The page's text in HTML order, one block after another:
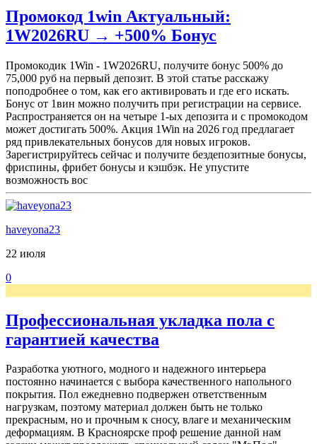
Промокод 1win Актуальный:
1W2026RU → +500% Бонус
Промокодик 1Win - 1W2026RU, получите бонус 500% до
75,000 руб на первый депозит. В этой статье расскажу
поподробнее о том, как его активировать и где его искать.
Бонус от 1вин можно получить при регистрации на сервисе.
Распространяется он на четыре 1-ых депозита и с промокодом
может достигать 500%. Акция 1Win на 2026 год предлагает
ряд привлекательных бонусов для новых игроков.
Зарегистрируйтесь сейчас и получите бездепозитные бонусы,
фриспины, фрибет бонусы и кэшбэк. Не упустите
возможность вос
haveyona23
22 июля
0
Профессиональная укладка пола с
гарантией качества
Разработка уютного, модного и надежного интерьера
постоянно начинается с выбора качественного напольного
покрытия. Пол ежедневно подвержен ответственным
нагрузкам, поэтому материал должен быть не только
прекрасным, но и прочным к сносу, влаге и механическим
деформациям. В Красноярске проф решение данной нам